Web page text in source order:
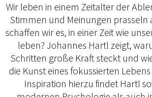
Wir leben in einem Zeitalter der
Stimmen und Meinungen prasseln
schaffen wir es, in einer Zeit wie
leben? Johannes Hartl zeigt,
Schritten große Kraft steckt und
die Kunst eines fokussierten
Inspiration hierzu findet Hartl